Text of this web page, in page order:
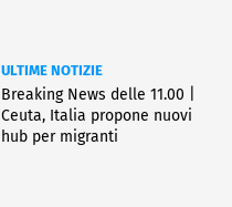
ULTIME NOTIZIE
Breaking News delle 11.00 |
Ceuta, Italia propone nuovi
hub per migranti